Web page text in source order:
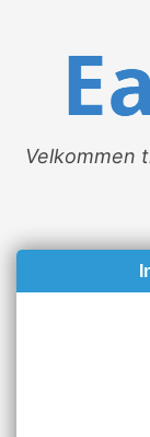
Velkommen